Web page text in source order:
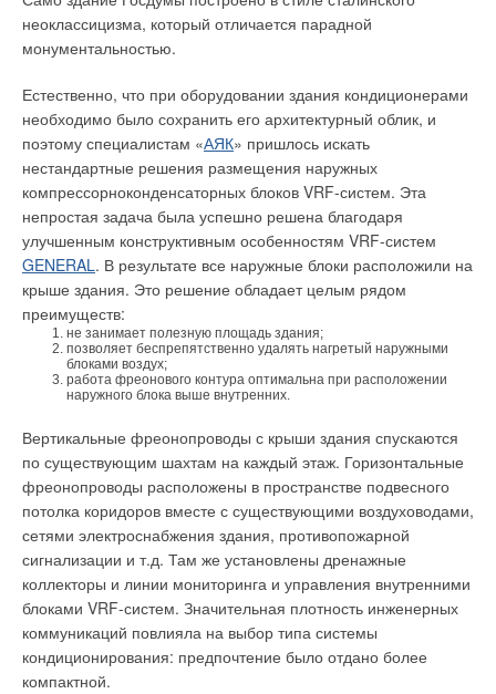
неоклассицизма, который отличается парадной
монументальностью.
Естественно, что при оборудовании здания кондиционерами
необходимо было сохранить его архитектурный облик, и
поэтому специалистам «АЯК» пришлось искать
нестандартные решения размещения наружных
компрессорноконденсаторных блоков VRF-систем. Эта
непростая задача была успешно решена благодаря
улучшенным конструктивным особенностям VRF-систем
GENERAL. В результате все наружные блоки расположили на
крыше здания. Это решение обладает целым рядом
преимуществ:
не занимает полезную площадь здания;
позволяет беспрепятственно удалять нагретый наружными
блоками воздух;
работа фреонового контура оптимальна при расположении
наружного блока выше внутренних.
Вертикальные фреонопроводы с крыши здания спускаются
по существующим шахтам на каждый этаж. Горизонтальные
фреонопроводы расположены в пространстве подвесного
потолка коридоров вместе с существующими воздуховодами,
сетями электроснабжения здания, противопожарной
сигнализации и т.д. Там же установлены дренажные
коллекторы и линии мониторинга и управления внутренними
блоками VRF-систем. Значительная плотность инженерных
коммуникаций повлияла на выбор типа системы
кондиционирования: предпочтение было отдано более
компактной.
VTS - новые технологии, современные конструкции
ЖУРНАЛ СОК ИЮЛЬ 2012
→ «VOLCANO and DEFENDER- европейское качество!»
Новый тип канальных вентагрегатов от VTS
ЖУРНАЛ СОК ИЮНЬ 2012
Уведомления отключены
Комментарии
В этой теме еще нет комментариев
Текст комментария
температуры
теплоносителя в
помещении от времени
суток
Рис. 6. Зависимость
расхода теплоносителя и
тепловой энергии от
работе регулятора
«НОРМА» в режиме
«выходной день»
Рис. 7. Зависимость
расхода теплоносителя
от времени суток при
работе регулятора
«НОРМА» без
тепловычислителя